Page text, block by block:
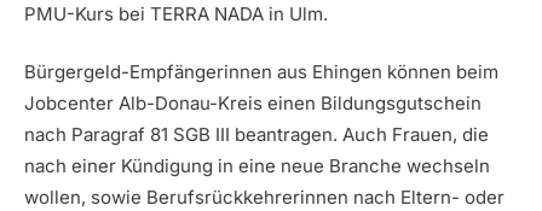
PMU-Kurs bei TERRA NADA in Ulm.
Bürgergeld-Empfängerinnen aus Ehingen können beim
Jobcenter Alb-Donau-Kreis einen Bildungsgutschein
nach Paragraf 81 SGB III beantragen. Auch Frauen, die
nach einer Kündigung in eine neue Branche wechseln
wollen, sowie Berufsrückkehrerinnen nach Eltern- oder